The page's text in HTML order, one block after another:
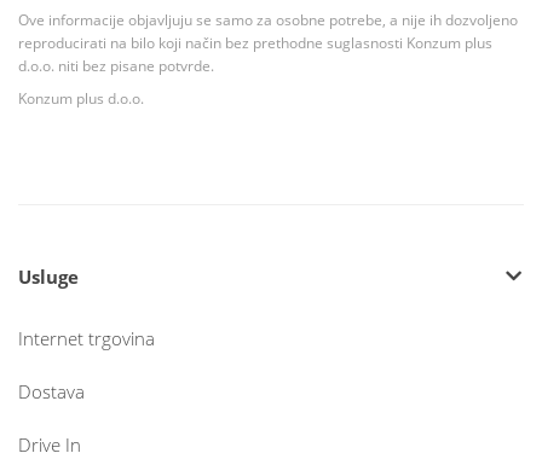
Ove informacije objavljuju se samo za osobne potrebe, a nije ih dozvoljeno
reproducirati na bilo koji način bez prethodne suglasnosti Konzum plus
d.o.o. niti bez pisane potvrde.
Konzum plus d.o.o.
Usluge
Internet trgovina
Dostava
Drive In